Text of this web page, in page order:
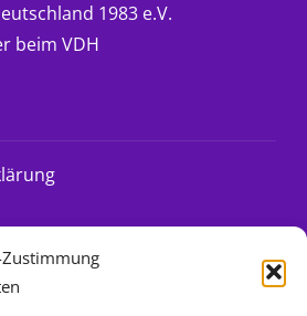
Zustimmung
1983 e.V.
beim VDH
(EU)